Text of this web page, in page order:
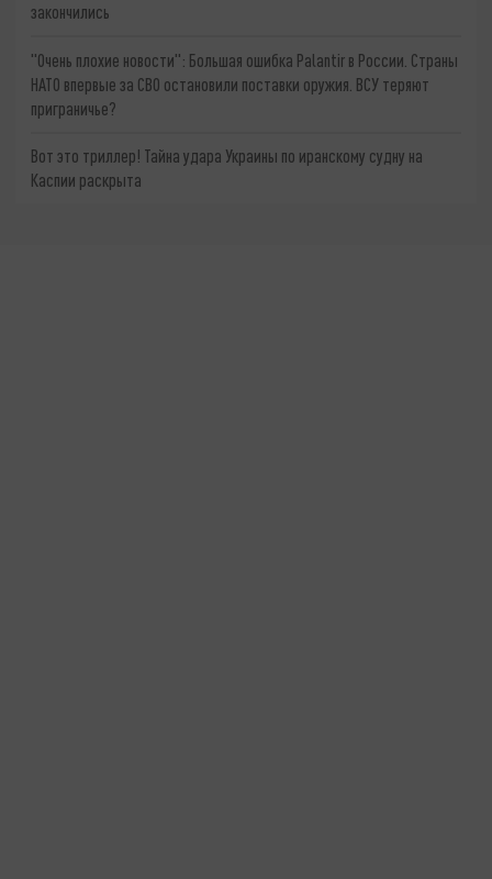
закончились
"Очень плохие новости": Большая ошибка Palantir в России. Страны
НАТО впервые за СВО остановили поставки оружия. ВСУ теряют
приграничье?
Вот это триллер! Тайна удара Украины по иранскому судну на
Каспии раскрыта